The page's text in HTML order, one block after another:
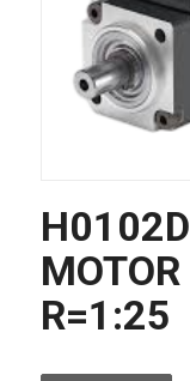
R=1:25